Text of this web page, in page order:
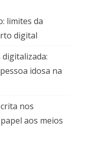
limites da
digital
idosa na
nos
aos meios